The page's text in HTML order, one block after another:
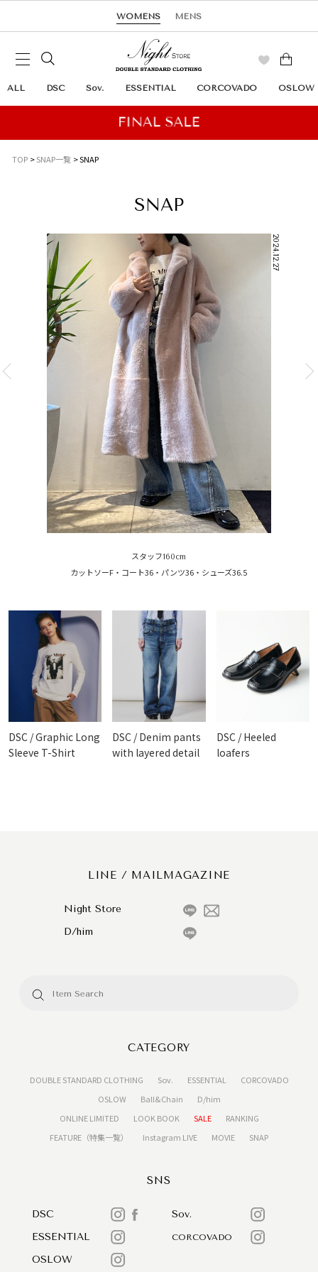
WOMENS MENS
ALL DSC Sov. ESSENTIAL CORCOVADO OSLOW
TOP SNAP一覧 SNAP
SNAP
2024.12.27
スタッフ160cm
カットソーF・コート36・パンツ36・シューズ36.5
DSC / Graphic Long
Sleeve T-Shirt
DSC / Denim pants
with layered detail
DSC / Heeled
loafers
LINE / MAILMAGAZINE
Night Store
D/him
CATEGORY
DOUBLE STANDARD CLOTHING Sov. ESSENTIAL
CORCOVADO
OSLOW
Ball&Chain
D/him
ONLINE LIMITED
LOOK BOOK SALE
RANKING
FEATURE（特集一覧）
Instagram LIVE MOVIE SNAP
SNS
DSC
Sov.
ESSENTIAL
CORCOVADO
OSLOW